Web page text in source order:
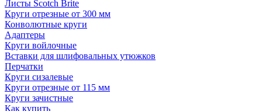
Листы Scotch Brite
Круги отрезные от 300 мм
Конволютные круги
Адаптеры
Круги войлочные
Вставки для шлифовальных утюжков
Перчатки
Круги сизалевые
Круги отрезные от 115 мм
Круги зачистные
Как купить